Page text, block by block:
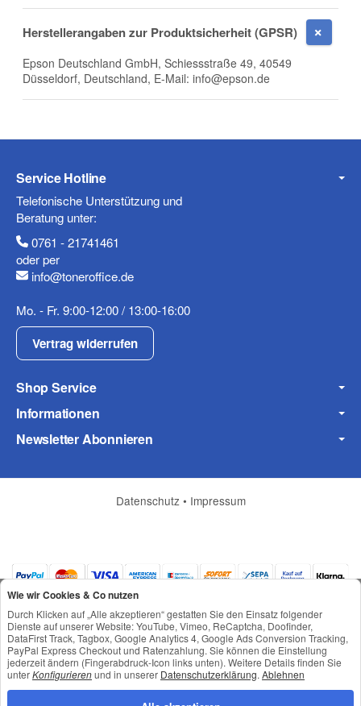
E-Mail
Mobiltelefon
Fax
Frage zum Artikel
Herstellerangaben zur Produktsicherheit (GPSR)
Epson Deutschland GmbH, Schiessstraße 49, 40549
Düsseldorf, Deutschland, E-Mail: info@epson.de
Service Hotline
Telefonische Unterstützung und
Beratung unter:
0761 - 21741461
oder per
info@toneroffice.de
Mo. - Fr. 9:00-12:00 / 13:00-16:00
Vertrag widerrufen
Shop Service
Informationen
Newsletter Abonnieren
Datenschutz • Impressum
*Alle Preise inkl. gesetzlicher USt., zzgl.Versand
© © Toneroffice.de
Powered by
JTL-Shop
Wie wir Cookies & Co nutzen
Durch Klicken auf „Alle akzeptieren“ gestatten Sie den Einsatz folgender
Dienste auf unserer Website: YouTube, Vimeo, ReCaptcha, Doofinder,
DataFirst Track, Tagbox, Google Analytics 4, Google Ads Conversion Tracking,
PayPal Express Checkout und Ratenzahlung. Sie können die Einstellung
jederzeit ändern (Fingerabdruck-Icon links unten). Weitere Details finden Sie
unterKonfigurierenund in unserer Datenschutzerklärung. Ablehnen